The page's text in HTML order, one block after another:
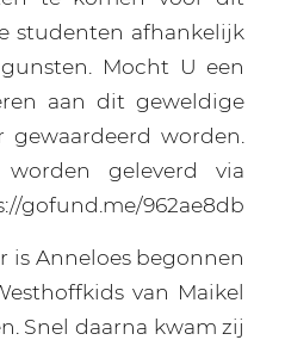
studenten afhankelijk
Mocht U een
aan dit geweldige
gewaardeerd worden.
geleverd via
gofund.me/962ae8db
is Anneloes begonnen
van Maikel
Snel daarna kwam zij